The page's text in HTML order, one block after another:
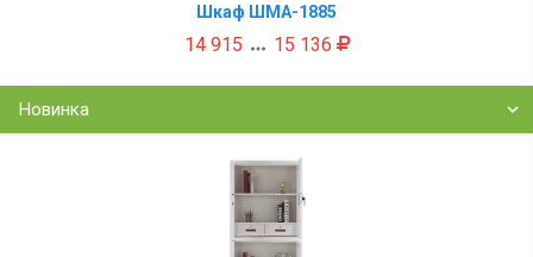
Шкаф ШМА-1885
14 915  15 136
Новинка